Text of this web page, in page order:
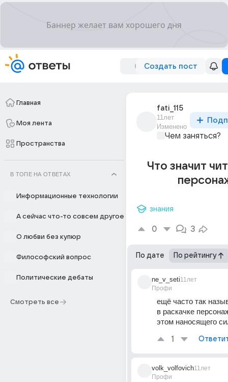
Создать пост
Главная
Моя лента
Пространства
В ТОПЕ НА ОТВЕТАХ
Информационные технологии
А сейчас что-то совсем другое
О любви без купюр
Философский вопрос
Политические дебаты
Смотреть все
fati_115
11лет
Изменено
Чем заняться?
Что значит
знания
0 3
По дате По рейтингу
ne_v_seti
Профи
11лет
ещё часто так
в раскачке
этом наносящего
1
volk_volfovich
Профи
11лет